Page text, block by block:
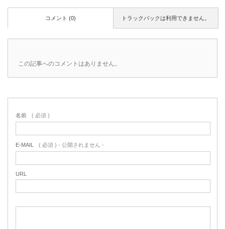
トラックバックは利用できません。
コメント (0)
この記事へのコメントはありません。
名前 ( 必須 )
E-MAIL ( 必須 ) - 公開されません -
URL